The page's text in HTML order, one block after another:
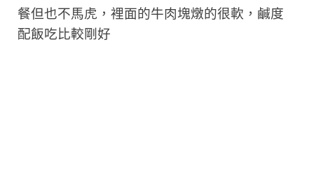
餐但也不馬虎，裡面的牛肉塊燉的很軟，鹹度
配飯吃比較剛好